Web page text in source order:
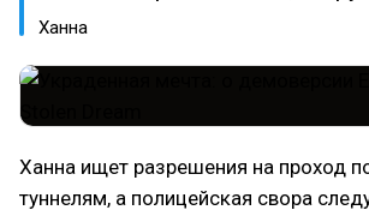
Ханна
Ханна ищет разрешения на проход
туннелям, а полицейская свора